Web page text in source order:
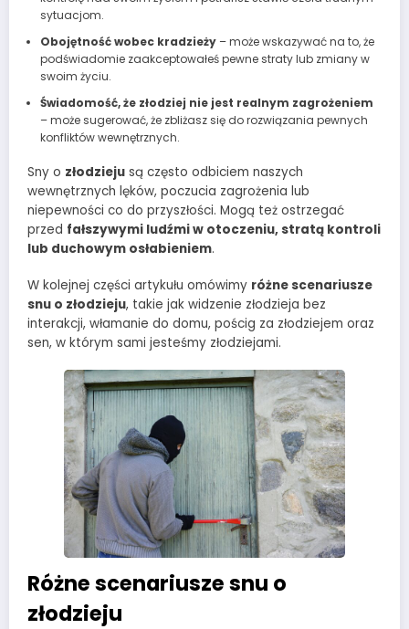
sytuacjom.
Obojętność wobec kradzieży– może wskazywać na to, że
podświadomie zaakceptowałeś pewne straty lub zmiany w
swoim życiu.
Świadomość, że złodziej nie jest realnym zagrożeniem
– może sugerować, że zbliżasz się do rozwiązania pewnych
konfliktów wewnętrznych.
Sny o złodzieju są często odbiciem naszych
wewnętrznych lęków, poczucia zagrożenia lub
niepewności co do przyszłości. Mogą też ostrzegać
przed fałszywymi ludźmi w otoczeniu, stratą kontroli
lub duchowym osłabieniem.
W kolejnej części artykułu omówimy różne scenariusze
snu o złodzieju, takie jak widzenie złodzieja bez
interakcji, włamanie do domu, pościg za złodziejem oraz
sen, w którym sami jesteśmy złodziejami.
Różne scenariusze snu o
złodzieju